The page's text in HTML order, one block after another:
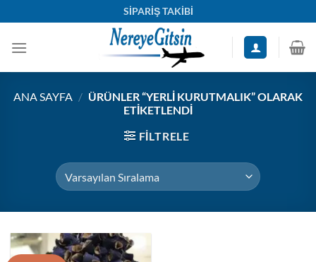
atla
SİPARİŞ TAKİBİ
ANA SAYFA / ÜRÜNLER “YERLI KURUTMALIK” OLARAK
ETIKETLENDI
FILTRELE